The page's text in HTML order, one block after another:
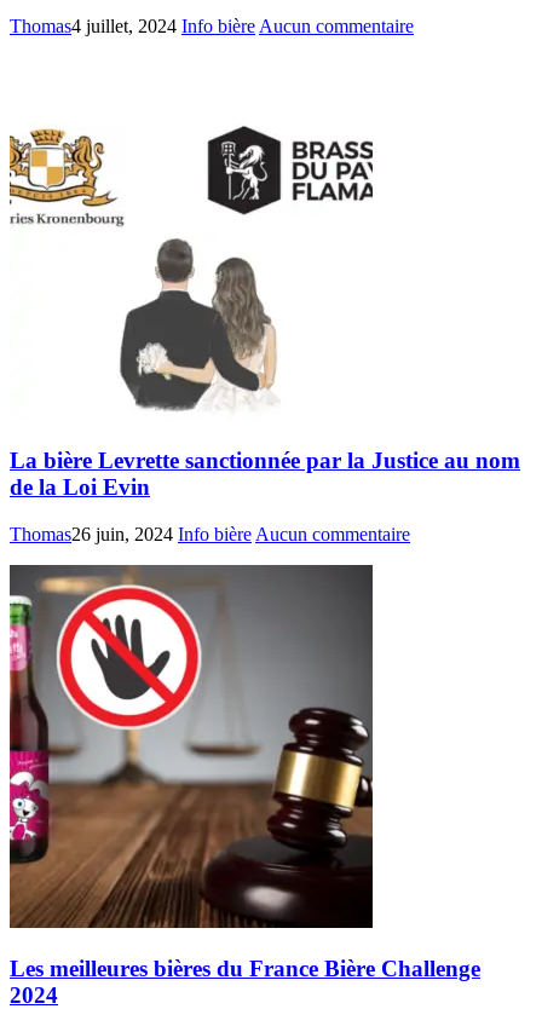
Thomas4 juillet, 2024 Info bière Aucun commentaire
La bière Levrette sanctionnée par la Justice au nom
de la Loi Evin
Thomas26 juin, 2024 Info bière Aucun commentaire
Les meilleures bières du France Bière Challenge
2024